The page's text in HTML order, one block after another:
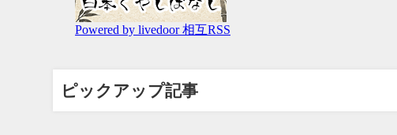
ピックアップ記事